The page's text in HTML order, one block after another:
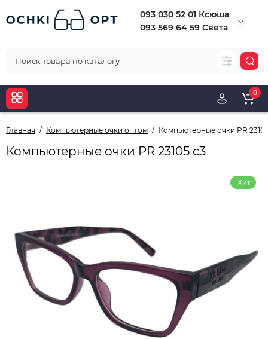
093 030 52 01 Ксюша
093 569 64 59 Света
0
Главная Компьютерные очки оптом Компьютерные очки PR
Компьютерные очки PR 23105 с3
Хит